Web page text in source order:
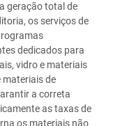
geração total de
os serviços de
dedicados para
vidro e materiais
materiais de
a correta
as taxas de
os materiais não